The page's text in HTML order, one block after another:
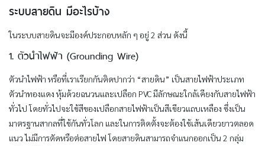
ระบบสายดิน มีอะไรบ้าง
ในระบบสายดินจะมีองค์ประกอบหลัก ๆ อยู่ 2 ส่วน ดังนี้
1. ตัวนำไฟฟ้า (Grounding Wire)
ตัวนำไฟฟ้า หรือที่เราเรียกกันติดปากว่า “สายดิน” เป็นสายไฟฟ้าประเภท
ตัวนำทองแดง หุ้มด้วยฉนวนและเปลือก PVC มีลักษณะใกล้เคียงกับสายไฟฟ้า
ทั่วไป โดยทั่วไปจะใช้สีของเปลือกสายไฟฟ้าเป็นสีเขียวแถบเหลือง ซึ่งเป็น
มาตรฐานสากลที่ใช้กันทั่วโลก และในการติดตั้งจะต้องใช้เส้นเดียวยาวตลอด
แนว ไม่มีการตัดหรือต่อสายไฟ โดยสายดินสามารถจำแนกออกเป็น 2 กลุ่ม